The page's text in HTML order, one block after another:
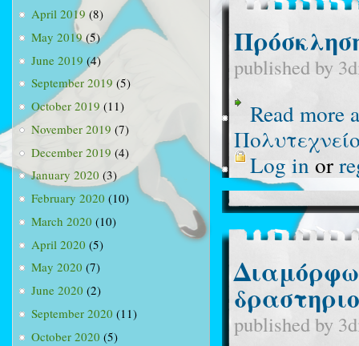
April 2019 (8)
May 2019(5)
June 2019 (4)
September 2019 (5)
October 2019 (11)
November 2019 (7)
December 2019 (4)
January 2020 (3)
February 2020 (10)
March 2020 (10)
April 2020 (5)
May 2020 (7)
June 2020 (2)
September 2020 (11)
October 2020 (5)
published by
Read more
Log in or
published by